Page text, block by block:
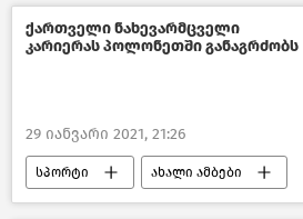
ქართველი ნახევარმცველი
კარიერას პოლონეთში განაგრძობს
29 იანვარი 2021, 21:26
სპორტი ახალი ამბები
საქართველო